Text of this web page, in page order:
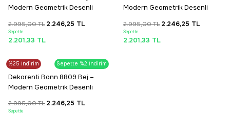
Modern Geometrik Desenli
2.995,00 TL2.246,25 TL
Sepette
2.201,33 TL
Modern Geometrik Desenli
2.995,00 TL2.246,25 TL
Sepette
2.201,33 TL
%25 İndirim Sepette %2 İndirim
PROMOSYONLU ÜRÜN
Tüm Alışverişlerde Ücretsiz Kargo
Dekorenti
Dekorenti Bonn 8809 Bej –
Modern Geometrik Desenli
2.995,00 TL2.246,25 TL
Sepette